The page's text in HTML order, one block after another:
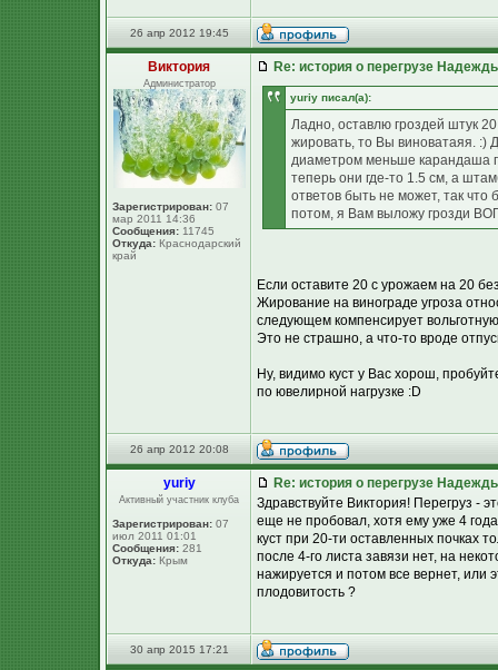
26 апр 2012 19:45
Виктория
Администратор
Зарегистрирован: 07
мар 2011 14:36
Сообщения: 11745
Откуда: Краснодарский
край
Re: история о перегрузе
yuriy писал(а):
Ладно, оставлю гроздей штук
жировать, то Вы виноватаяя. :)
диаметром меньше карандаша
теперь они где-то 1.5 см, а
ответов быть не может, так что
потом, я Вам выложу грозди
Если оставите 20 с урожаем на 20
Жирование на винограде угроза
следующем компенсирует
Это не страшно, а что-то вроде
Ну, видимо куст у Вас хорош,
по ювелирной нагрузке :D
26 апр 2012 20:08
yuriy
Активный участник клуба
Зарегистрирован: 07
июл 2011 01:01
Сообщения: 281
Откуда: Крым
Re: история о перегрузе
Здравствуйте Виктория! Перегруз -
еще не пробовал, хотя ему уже 4
куст при 20-ти оставленных почках
после 4-го листа завязи нет, на
нажируется и потом все вернет, или
плодовитость ?
30 апр 2015 17:21